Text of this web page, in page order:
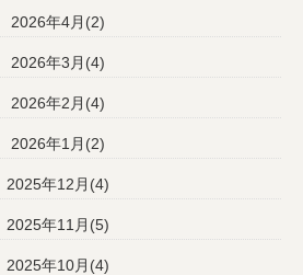
2026年4月(2)
2026年3月(4)
2026年2月(4)
2026年1月(2)
2025年12月(4)
2025年11月(5)
2025年10月(4)